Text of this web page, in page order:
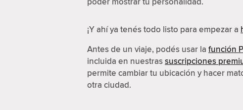
¡Y ahí ya tenés todo listo para empezar a
Antes de un viaje, podés usar la función
incluida en nuestrassuscripciones
permite cambiar tu ubicación y hacer
otra ciudad.